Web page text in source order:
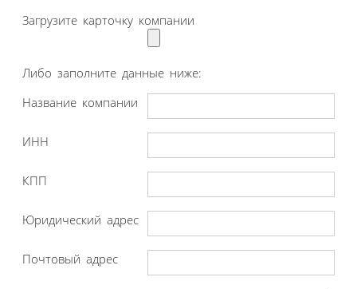
Загрузите карточку компании
Либо заполните данные ниже:
Название компании
ИНН
КПП
Юридический адрес
Почтовый адрес